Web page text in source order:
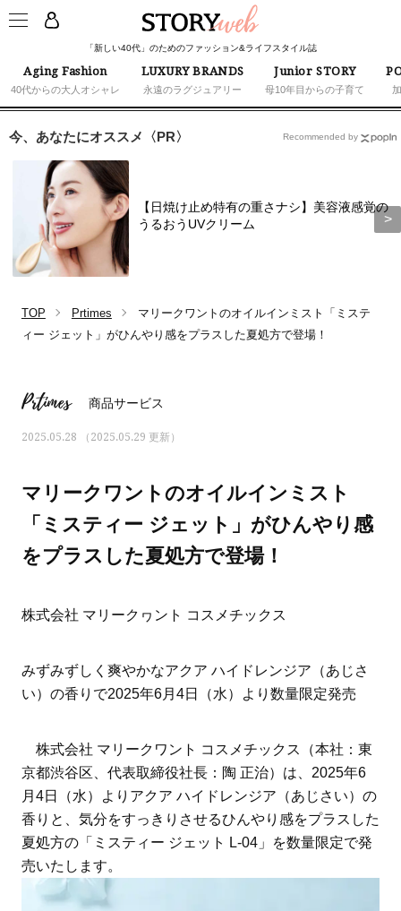
「新しい40代」のためのファッション&ライフスタイル誌
Aging Fashion
40代からの大人オシャレ
LUXURY BRANDS
永遠のラグジュアリー
Junior STORY
母10年目からの子育て
すす
ママとパパに贈る「ジェンダーレ
人気の40代髪型・ヘア
今、あなたにオススメ〈PR〉
【日焼け止め特有の重さナシ】美容液感覚の
うるおうUVクリーム
Recommended by
TOP Prtimes
マリークワントのオイルインミスト「ミステ
ィー ジェット」がひんやり感をプラスした夏処方で登場！
Prtimes 商品サービス
2025.05.28 （2025.05.29 更新）
マリークワントのオイルインミスト
「ミスティー ジェット」がひんやり感
をプラスした夏処方で登場！
株式会社 マリークヮント コスメチックス
みずみずしく爽やかなアクア ハイドレンジア（あじさ
い）の香りで2025年6月4日（水）より数量限定発売
株式会社 マリークワント コスメチックス（本社：東
京都渋谷区、代表取締役社長：陶 正治）は、2025年6
月4日（水）よりアクア ハイドレンジア（あじさい）の
香りと、気分をすっきりさせるひんやり感をプラスした
夏処方の「ミスティー ジェット L-04」を数量限定で発
売いたします。